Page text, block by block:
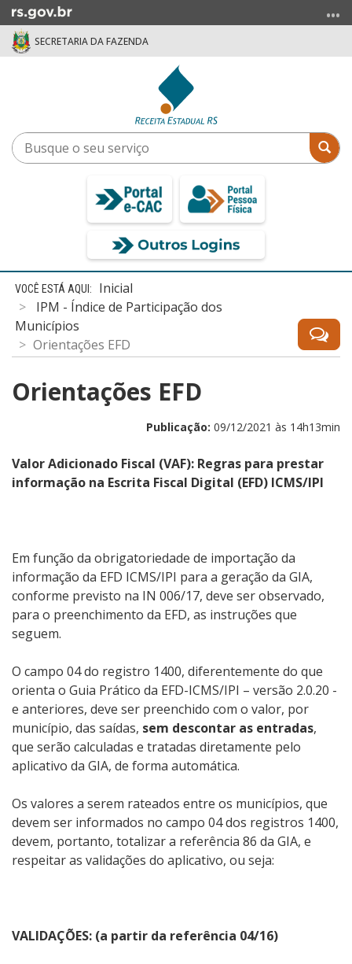
para
menu
SECRETARIA DA FAZENDA
Busque
o
Início
conteúdo
Inicial
IPM - Índice de Participação dos
Municípios
Orientações EFD
Orientações EFD
Publicação: 09/12/2021 às 14h13min
Valor Adicionado Fiscal (VAF): Regras para prestar
informação na Escrita Fiscal Digital (EFD) ICMS/IPI
Em função da obrigatoriedade de importação da
informação da EFD ICMS/IPI para a geração da GIA,
conforme previsto na IN 006/17, deve ser observado,
para o preenchimento da EFD, as instruções que
seguem.
O campo 04 do registro 1400, diferentemente do que
orienta o Guia Prático da EFD-ICMS/IPI – versão 2.0.20 -
e anteriores, deve ser preenchido com o valor, por
município, das saídas, sem descontar as entradas,
que serão calculadas e tratadas diretamente pelo
aplicativo da GIA, de forma automática.
Os valores a serem rateados entre os municípios, que
devem ser informados no campo 04 dos registros 1400,
devem, portanto, totalizar a referência 86 da GIA, e
respeitar as validações do aplicativo, ou seja:
VALIDAÇÕES: (a partir da referência 04/16)